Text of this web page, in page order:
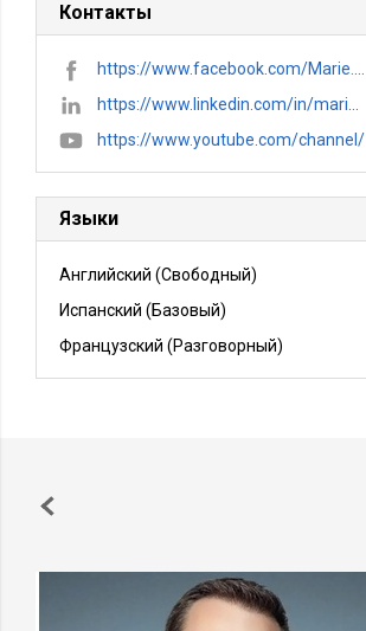
Контакты
https://www.youtube.com/channel/
Языки
Английский (Свободный)
Испанский (Базовый)
Французский (Разговорный)